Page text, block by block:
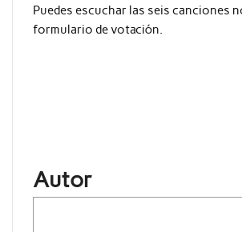
Puedes escuchar las seis canciones
formulario de votación.
Autor